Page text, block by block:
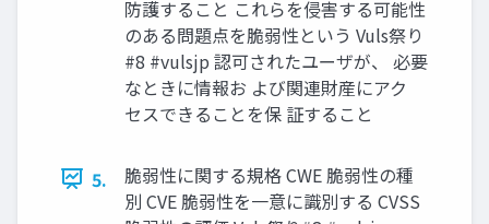
防護すること これらを侵害する可能性
のある問題点を脆弱性という Vuls祭り
#8 #vulsjp 認可されたユーザが、 必要
なときに情報お よび関連財産にアク
セスできることを保 証すること
5.
脆弱性に関する規格 CWE 脆弱性の種
別 CVE 脆弱性を一意に識別する CVSS